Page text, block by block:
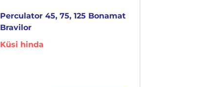
Perculator 45, 75, 125 Bonamat
Bravilor
Küsi hinda